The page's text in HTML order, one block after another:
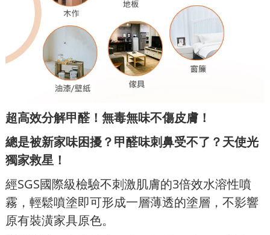
超高效分解甲醛！無毒無味不傷皮膚！
總是被新家味困擾？甲醛味刺鼻受不了？天使光
獨家救星！
經SGS國際級檢驗不刺激肌膚的3倍效水溶性噴
霧，輕鬆噴塗即可形成一層薄透的塗層，不影響
原有裝潢家具原色。